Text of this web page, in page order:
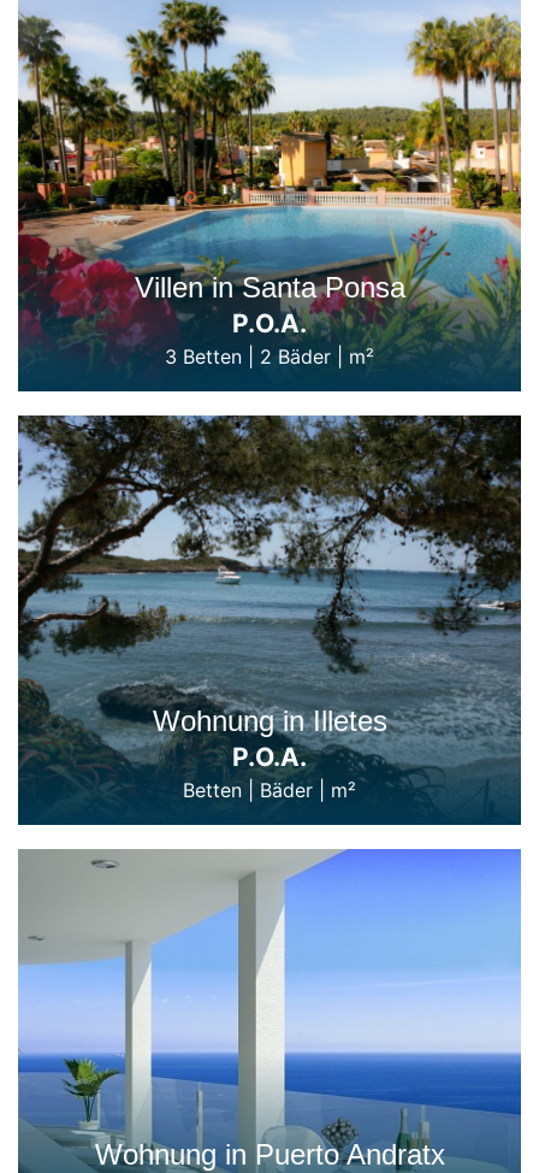
Villen in Santa Ponsa
P.O.A.
3 Betten 2 Bäder m²
Wohnung in Illetes
P.O.A.
Betten |Bäder m²
Wohnung in Puerto Andratx